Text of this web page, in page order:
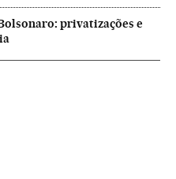
privatizações e